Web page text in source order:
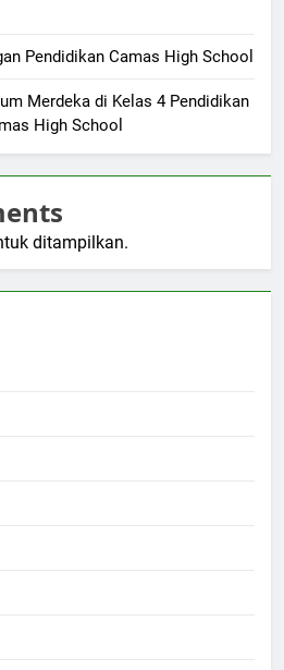
Pendidikan Camas High School
Merdeka di Kelas 4 Pendidikan
High School
ditampilkan.